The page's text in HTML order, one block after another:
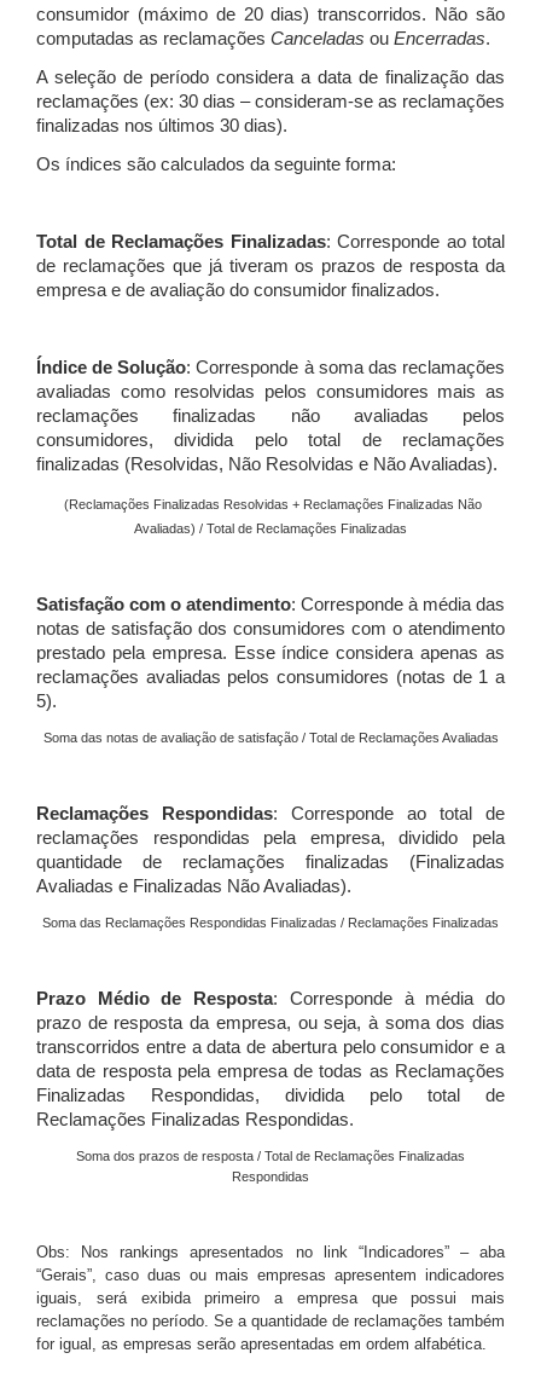
consumidor (máximo de 20 dias) transcorridos. Não são
computadas as reclamações Canceladas ou Encerradas.
A seleção de período considera a data de finalização das
reclamações (ex: 30 dias – consideram-se as reclamações
finalizadas nos últimos 30 dias).
Os índices são calculados da seguinte forma:
Total de Reclamações Finalizadas: Corresponde ao total
de reclamações que já tiveram os prazos de resposta da
empresa e de avaliação do consumidor finalizados.
Índice de Solução: Corresponde à soma das reclamações
avaliadas como resolvidas pelos consumidores mais as
reclamações finalizadas não avaliadas pelos
consumidores, dividida pelo total de reclamações
finalizadas (Resolvidas, Não Resolvidas e Não Avaliadas).
(Reclamações Finalizadas Resolvidas + Reclamações Finalizadas Não
Avaliadas) / Total de Reclamações Finalizadas
Satisfação com o atendimento: Corresponde à média das
notas de satisfação dos consumidores com o atendimento
prestado pela empresa. Esse índice considera apenas as
reclamações avaliadas pelos consumidores (notas de 1 a
5).
Soma das notas de avaliação de satisfação / Total de Reclamações Avaliadas
Reclamações Respondidas: Corresponde ao total de
reclamações respondidas pela empresa, dividido pela
quantidade de reclamações finalizadas (Finalizadas
Avaliadas e Finalizadas Não Avaliadas).
Soma das Reclamações Respondidas Finalizadas / Reclamações Finalizadas
Prazo Médio de Resposta: Corresponde à média do
prazo de resposta da empresa, ou seja, à soma dos dias
transcorridos entre a data de abertura pelo consumidor e a
data de resposta pela empresa de todas as Reclamações
Finalizadas Respondidas, dividida pelo total de
Reclamações Finalizadas Respondidas.
Soma dos prazos de resposta / Total de Reclamações Finalizadas
Respondidas
Obs: Nos rankings apresentados no link “Indicadores” – aba
“Gerais”, caso duas ou mais empresas apresentem indicadores
iguais, será exibida primeiro a empresa que possui mais
reclamações no período. Se a quantidade de reclamações também
for igual, as empresas serão apresentadas em ordem alfabética.